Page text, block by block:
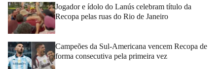
Jogador e ídolo do Lanús celebram título da
Recopa pelas ruas do Rio de Janeiro
Campeões da Sul-Americana vencem Recopa de
forma consecutiva pela primeira vez